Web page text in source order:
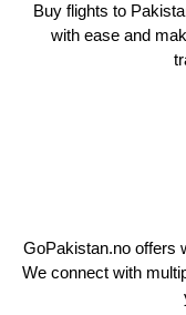
Buy flights to
with ease and
GoPakistan.no offers
We connect with